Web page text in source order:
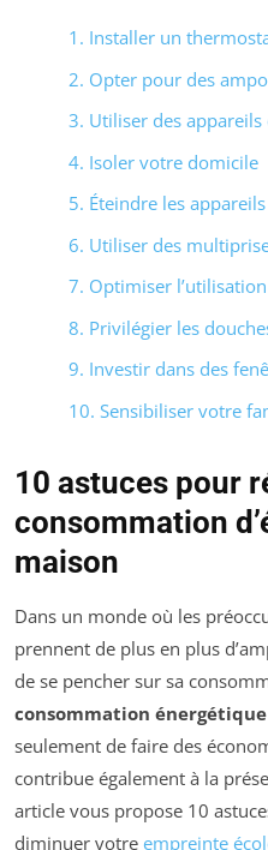
1. Installer un
2. Opter pour des
3. Utiliser des
4. Isoler votre domicile
5. Éteindre les
6. Utiliser des
7. Optimiser
8. Privilégier les
9. Investir dans des
10. Sensibiliser votre
10 astuces pour
consommation
maison
Dans un monde où les
prennent de plus en plus
de se pencher sur sa
consommation énergétique
seulement de faire des
contribue également à la
article vous propose 10
diminuer votre empreinte